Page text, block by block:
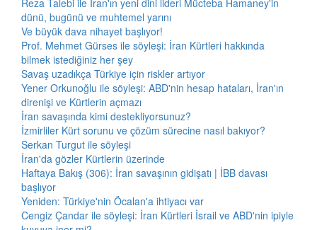
Reza Talebi ile İran'ın yeni dini lideri Mücteba Hamaney'in
dünü, bugünü ve muhtemel yarını
Ve büyük dava nihayet başlıyor!
Prof. Mehmet Gürses ile söyleşi: İran Kürtleri hakkında
bilmek istediğiniz her şey
Savaş uzadıkça Türkiye için riskler artıyor
Yener Orkunoğlu ile söyleşi: ABD'nin hesap hataları, İran'ın
direnişi ve Kürtlerin açmazı
İran savaşında kimi destekliyorsunuz?
İzmirliler Kürt sorunu ve çözüm sürecine nasıl bakıyor?
Serkan Turgut ile söyleşi
İran'da gözler Kürtlerin üzerinde
Haftaya Bakış (306): İran savaşının gidişatı | İBB davası
başlıyor
Yeniden: Türkiye'nin Öcalan'a ihtiyacı var
Cengiz Çandar ile söyleşi: İran Kürtleri İsrail ve ABD'nin ipiyle